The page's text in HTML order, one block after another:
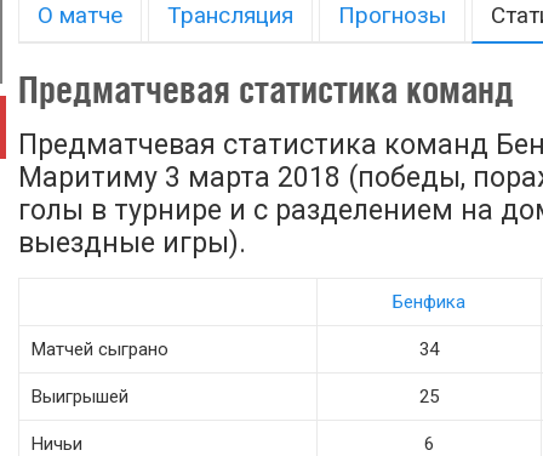
О матче Трансляция Прогнозы
Предматчевая статистика команд
Предматчевая статистика команд
Маритиму 3 марта 2018 (победы,
голы в турнире и с разделением на
выездные игры).
Бенфика
Матчей сыграно 34
Выигрышей 25
Ничьи 6